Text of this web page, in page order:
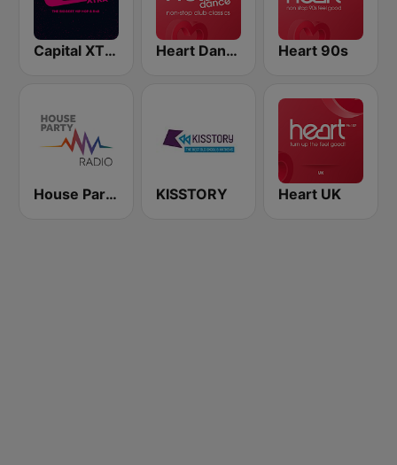
Capital XTRA London Heart Dance Heart 90s
House Party Radio KISSTORY Heart UK